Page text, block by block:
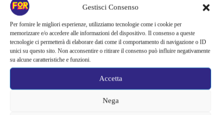
Gestisci Consenso
Per fornire le migliori esperienze, utilizziamo tecnologie come i cookie per
memorizzare e/o accedere alle informazioni del dispositivo. Il consenso a queste
tecnologie ci permetterà di elaborare dati come il comportamento di navigazione o ID
unici su questo sito. Non acconsentire o ritirare il consenso può influire negativamente
su alcune caratteristiche e funzioni.
Accetta
Nega
Situata praticamente dalla parte opposta di Assisi rispetto alla
Basilica di San Francesco, troviamo laChiesa di Santa Chiara,
dedicata alla santa che fu tra le prime collaboratrici di San
Francesco,oltre che la fondatrice dell’ordine delle clarisse.
La Chiesa, completamente costruita utilizzando la pietra rosa del
un ampio piazzale che affaccia sulla vallata di Assisi e sui colli